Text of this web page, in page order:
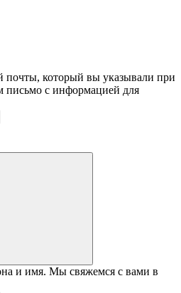
почты, который вы указывали при
письмо с информацией для
и имя. Мы свяжемся с вами в